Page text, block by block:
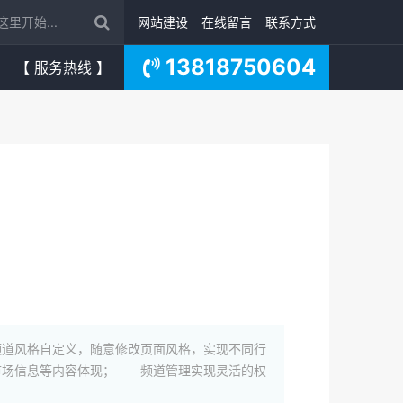
网站建设 在线留言 联系方式
【 服务热线 】 13818750604
格自定义，随意修改页面风格，实现不同行
场信息等内容体现； 频道管理实现灵活的权